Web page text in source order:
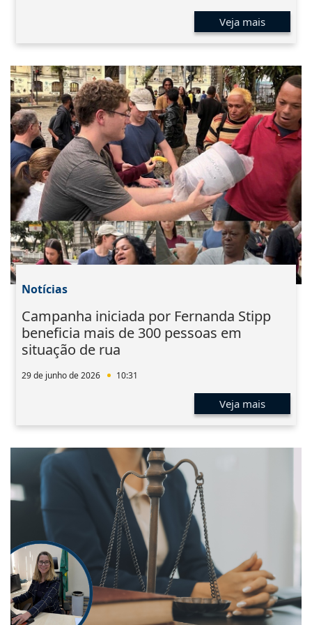
Veja mais
Notícias
Campanha iniciada por Fernanda Stipp
beneficia mais de 300 pessoas em
situação de rua
29 de junho de 2026 10:31
Veja mais